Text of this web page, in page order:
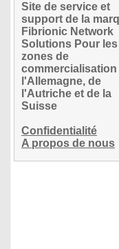
Site de service et
support de la
Fibrionic Network
Solutions Pour les
zones de
commercialisation
l'Allemagne, de
l'Autriche et de la
Suisse
Confidentialité
A propos de nous